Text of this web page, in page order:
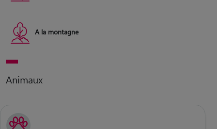
A la montagne
Animaux